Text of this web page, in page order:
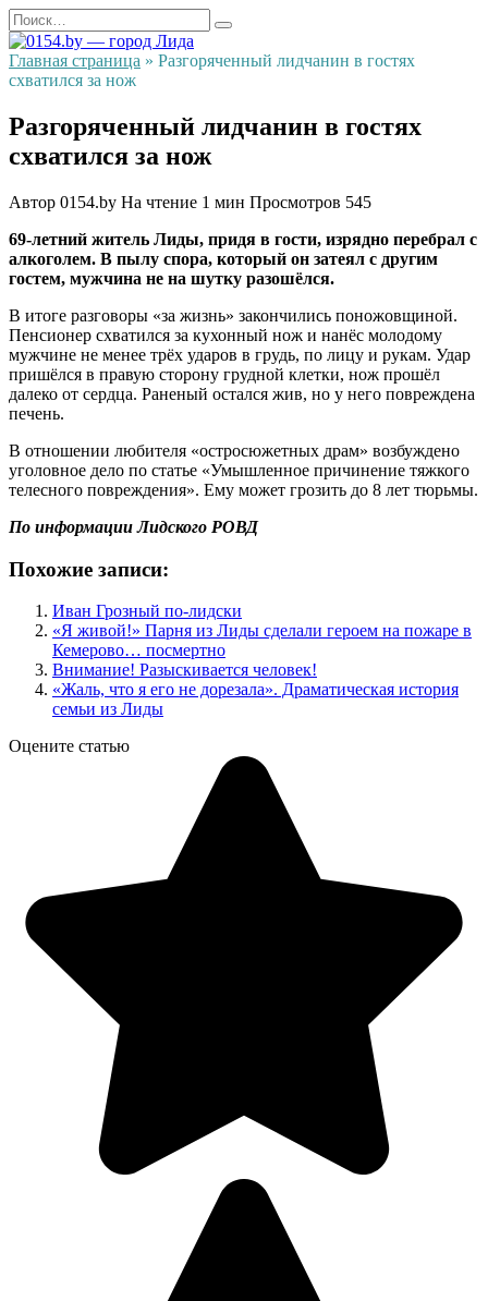
Перейти
к
содержанию
Search
for:
Главная страница » Разгоряченный лидчанин в гостях
схватился за нож
Разгоряченный лидчанин в гостях
схватился за нож
Автор 0154.by На чтение 1 мин Просмотров 545
69-летний житель Лиды, придя в гости, изрядно перебрал с
алкоголем. В пылу спора, который он затеял с другим
гостем, мужчина не на шутку разошёлся.
В итоге разговоры «за жизнь» закончились поножовщиной.
Пенсионер схватился за кухонный нож и нанёс молодому
мужчине не менее трёх ударов в грудь, по лицу и рукам. Удар
пришёлся в правую сторону грудной клетки, нож прошёл
далеко от сердца. Раненый остался жив, но у него повреждена
печень.
В отношении любителя «остросюжетных драм» возбуждено
уголовное дело по статье «Умышленное причинение тяжкого
телесного повреждения». Ему может грозить до 8 лет тюрьмы.
По информации Лидского РОВД
Похожие записи:
Иван Грозный по-лидски
«Я живой!» Парня из Лиды сделали героем на пожаре в
Кемерово… посмертно
Внимание! Разыскивается человек!
«Жаль, что я его не дорезала». Драматическая история
семьи из Лиды
Оцените статью